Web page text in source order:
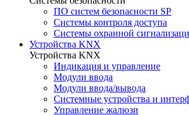
ПО систем безопасности SP
Системы контроля доступа
Системы охранной
Устройства KNX
Устройства KNX
Индикация и управление
Модули ввода
Модули ввода/вывода
Системные устройства и
Управление жалюзи